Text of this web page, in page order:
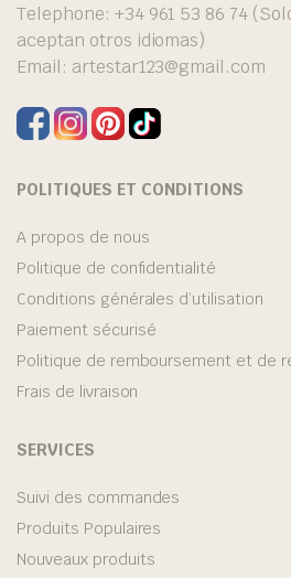
Telephone: +34 961 53 86 74
aceptan otros idiomas)
Email: artestar123@gmail.com
POLITIQUES ET CONDITIONS
A propos de nous
Politique de confidentialité
Conditions générales d’utilisation
Paiement sécurisé
Politique de remboursement et de
Frais de livraison
SERVICES
Suivi des commandes
Produits Populaires
Nouveaux produits